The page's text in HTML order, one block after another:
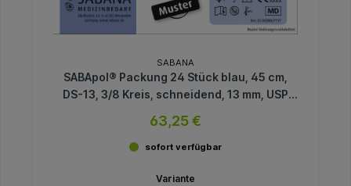
SABANA
SABApol® Packung 24 Stück blau, 45 cm,
DS-13, 3/8 Kreis, schneidend, 13 mm, USP
63,25 €
sofort verfügbar
Variante